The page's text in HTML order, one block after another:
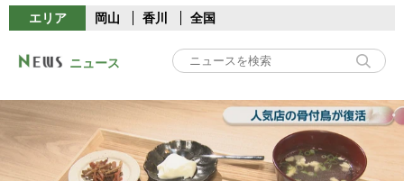
エリア 岡山 香川 全国
ニュース